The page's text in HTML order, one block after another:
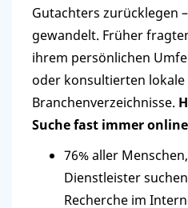
Gutachters zurücklegen
gewandelt. Früher
ihrem persönlichen
oder konsultierten lokale
Branchenverzeichnisse.
Suche fast immer online
76% aller
Dienstleister
Recherche im